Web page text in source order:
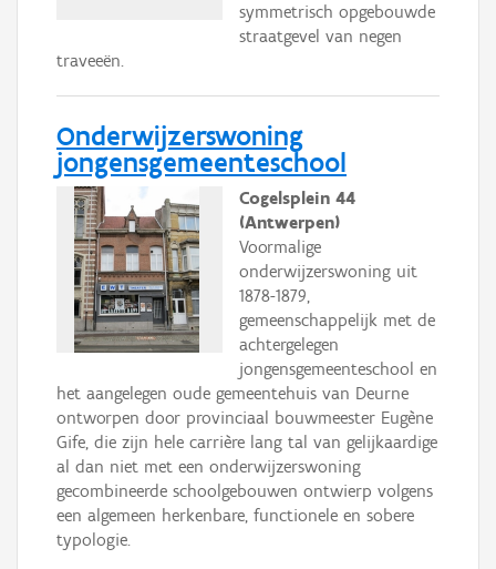
symmetrisch opgebouwde
straatgevel van negen
traveeën.
Onderwijzerswoning
jongensgemeenteschool
Cogelsplein 44
(Antwerpen)
Voormalige
onderwijzerswoning uit
1878-1879,
gemeenschappelijk met de
achtergelegen
jongensgemeenteschool en
het aangelegen oude gemeentehuis van Deurne
ontworpen door provinciaal bouwmeester Eugène
Gife, die zijn hele carrière lang tal van gelijkaardige
al dan niet met een onderwijzerswoning
gecombineerde schoolgebouwen ontwierp volgens
een algemeen herkenbare, functionele en sobere
typologie.